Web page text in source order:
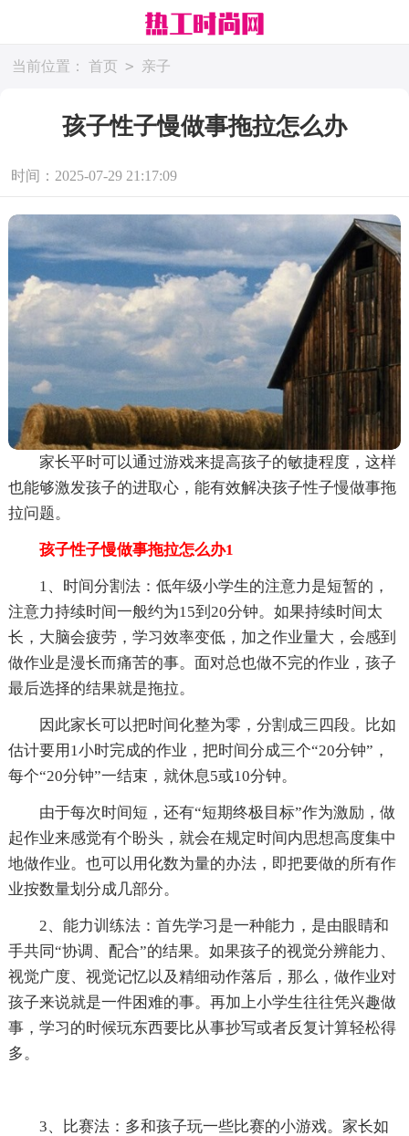
当前位置： 首页 > 亲子
孩子性子慢做事拖拉怎么办
时间：2025-07-29 21:17:09
家长平时可以通过游戏来提高孩子的敏捷程度，这样
也能够激发孩子的进取心，能有效解决孩子性子慢做事拖
拉问题。
孩子性子慢做事拖拉怎么办1
1、时间分割法：低年级小学生的注意力是短暂的，
注意力持续时间一般约为15到20分钟。如果持续时间太
长，大脑会疲劳，学习效率变低，加之作业量大，会感到
做作业是漫长而痛苦的事。面对总也做不完的作业，孩子
最后选择的结果就是拖拉。
因此家长可以把时间化整为零，分割成三四段。比如
估计要用1小时完成的作业，把时间分成三个“20分钟”，
每个“20分钟”一结束，就休息5或10分钟。
由于每次时间短，还有“短期终极目标”作为激励，做
起作业来感觉有个盼头，就会在规定时间内思想高度集中
地做作业。也可以用化数为量的办法，即把要做的所有作
业按数量划分成几部分。
2、能力训练法：首先学习是一种能力，是由眼睛和
手共同“协调、配合”的结果。如果孩子的视觉分辨能力、
视觉广度、视觉记忆以及精细动作落后，那么，做作业对
孩子来说就是一件困难的事。再加上小学生往往凭兴趣做
事，学习的时候玩东西要比从事抄写或者反复计算轻松得
多。
3、比赛法：多和孩子玩一些比赛的小游戏。家长如